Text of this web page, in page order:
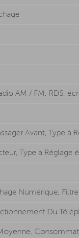
AM / FM, RDS,
Avant, Type
Type à
Numérique,
Du